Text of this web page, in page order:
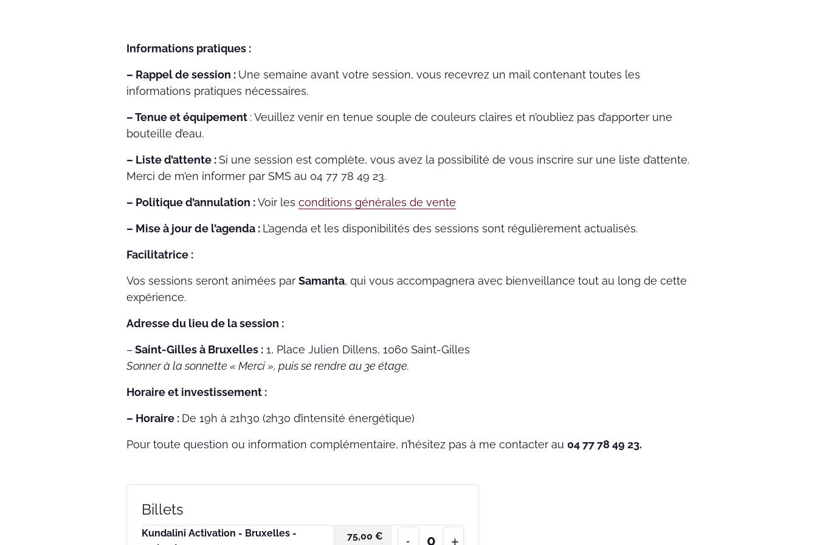
Informations pratiques :
– Rappel de session : Une semaine avant votre session, vous recevrez un mail contenant toutes les
informations pratiques nécessaires.
– Tenue et équipement : Veuillez venir en tenue souple de couleurs claires et n’oubliez pas d’apporter une
bouteille d’eau.
– Liste d’attente :Si une session est complète, vous avez la possibilité de vous inscrire sur une liste d’attente.
Merci de m’en informer par SMS au 04 77 78 49 23.
– Politique d’annulation :Voir les conditions générales de vente
– Mise à jour de l’agenda : L’agenda et les disponibilités des sessions sont régulièrement actualisés.
Facilitatrice :
Vos sessions seront animées par Samanta, qui vous accompagnera avec bienveillance tout au long de cette
expérience.
Adresse du lieu de la session :
– Saint-Gilles à Bruxelles : 1, Place Julien Dillens, 1060 Saint-Gilles
Sonner à la sonnette « Merci », puis se rendre au 3e étage.
Horaire et investissement :
– Horaire : De 19h à 21h30 (2h30 d’intensité énergétique)
Pour toute question ou information complémentaire, n’hésitez pas à me contacter au 04 77 78 49 23.
Billets
Kundalini Activation - Bruxelles -
75,00 €
Diminuer
-
Augmenter
+